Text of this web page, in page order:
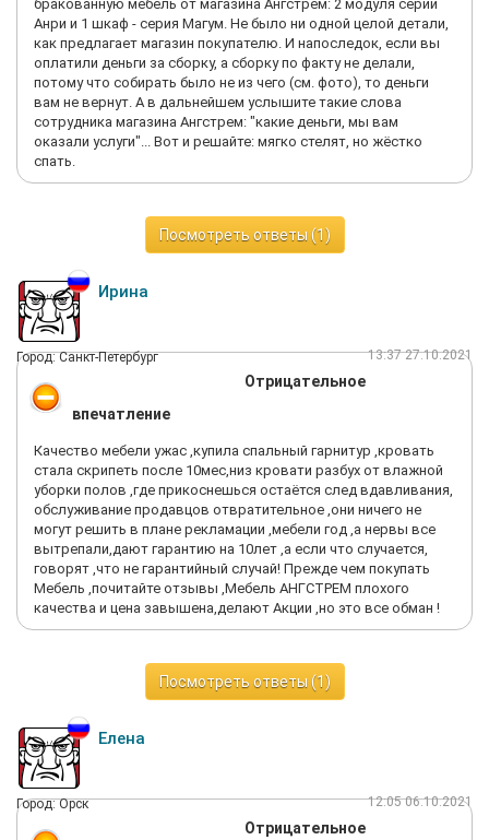
бракованную мебель от магазина Ангстрем: 2 модуля серии
Анри и 1 шкаф - серия Магум. Не было ни одной целой детали,
как предлагает магазин покупателю. И напоследок, если вы
оплатили деньги за сборку, а сборку по факту не делали,
потому что собирать было не из чего (см. фото), то деньги
вам не вернут. А в дальнейшем услышите такие слова
сотрудника магазина Ангстрем: "какие деньги, мы вам
оказали услуги"... Вот и решайте: мягко стелят, но жёстко
спать.
Посмотреть ответы (1)
Ирина
Город: Санкт-Петербург 13:37 27.10.2021
Отрицательное
впечатление
Качество мебели ужас ,купила спальный гарнитур ,кровать
стала скрипеть после 10мес,низ кровати разбух от влажной
уборки полов ,где прикоснешься остаётся след вдавливания,
обслуживание продавцов отвратительное ,они ничего не
могут решить в плане рекламации ,мебели год ,а нервы все
вытрепали,дают гарантию на 10лет ,а если что случается,
говорят ,что не гарантийный случай! Прежде чем покупать
Мебель ,почитайте отзывы ,Мебель АНГСТРЕМ плохого
качества и цена завышена,делают Акции ,но это все обман !
Посмотреть ответы (1)
Елена
Город: Орск 12:05 06.10.2021
Отрицательное